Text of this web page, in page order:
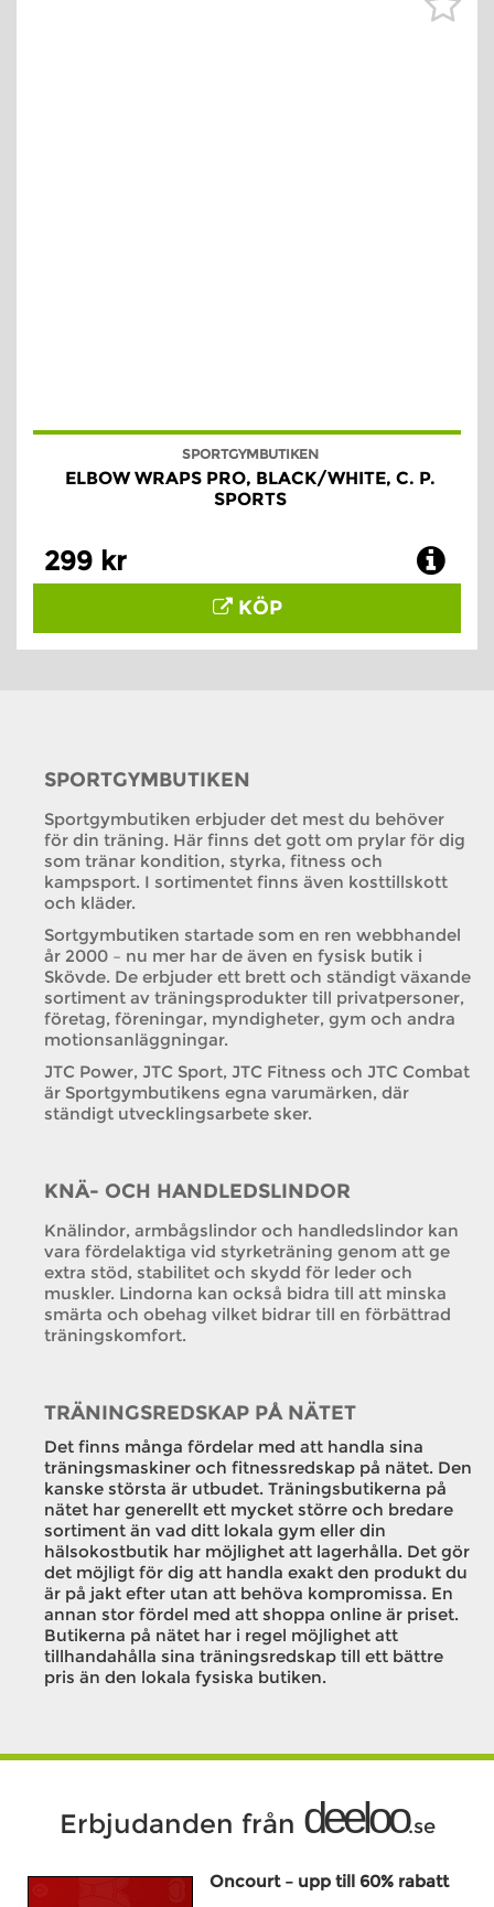
SPORTGYMBUTIKEN
ELBOW WRAPS PRO, BLACK/WHITE, C. P.
SPORTS
299 kr
KÖP
SPORTGYMBUTIKEN
Sportgymbutiken erbjuder det mest du behöver
för din träning. Här finns det gott om prylar för dig
som tränar kondition, styrka, fitness och
kampsport. I sortimentet finns även kosttillskott
och kläder.
Sortgymbutiken startade som en ren webbhandel
år 2000 – nu mer har de även en fysisk butik i
Skövde. De erbjuder ett brett och ständigt växande
sortiment av träningsprodukter till privatpersoner,
företag, föreningar, myndigheter, gym och andra
motionsanläggningar.
JTC Power, JTC Sport, JTC Fitness och JTC Combat
är Sportgymbutikens egna varumärken, där
ständigt utvecklingsarbete sker.
KNÄ- OCH HANDLEDSLINDOR
Knälindor, armbågslindor och handledslindor kan
vara fördelaktiga vid styrketräning genom att ge
extra stöd, stabilitet och skydd för leder och
muskler. Lindorna kan också bidra till att minska
smärta och obehag vilket bidrar till en förbättrad
träningskomfort.
TRÄNINGSREDSKAP PÅ NÄTET
Det finns många fördelar med att handla sina
träningsmaskiner och fitnessredskap på nätet. Den
kanske största är utbudet. Träningsbutikerna på
nätet har generellt ett mycket större och bredare
sortiment än vad ditt lokala gym eller din
hälsokostbutik har möjlighet att lagerhålla. Det gör
det möjligt för dig att handla exakt den produkt du
är på jakt efter utan att behöva kompromissa. En
annan stor fördel med att shoppa online är priset.
Butikerna på nätet har i regel möjlighet att
tillhandahålla sina träningsredskap till ett bättre
pris än den lokala fysiska butiken.
Erbjudanden från deeloo.se
Oncourt – upp till 60% rabatt